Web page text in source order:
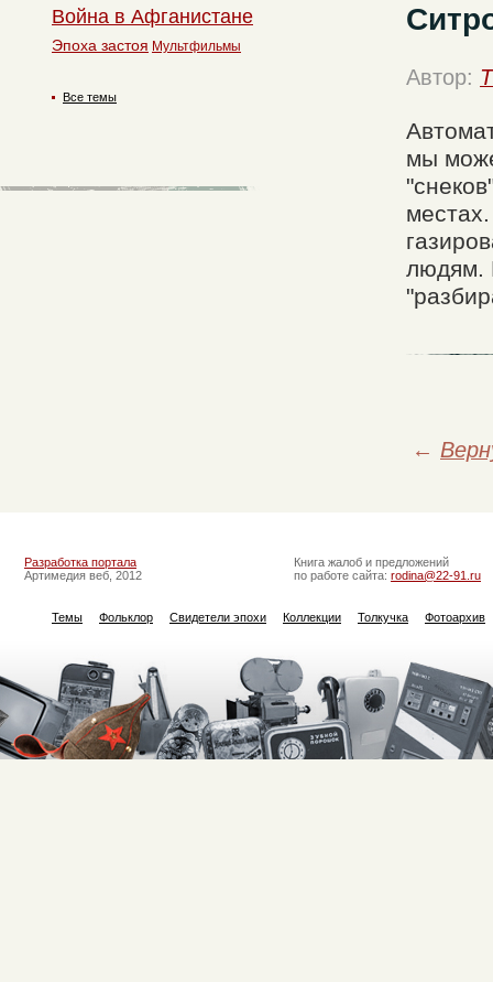
Автор:
мы
людям.
←
Война в Афганистане
Эпоха застоя Мультфильмы
Все темы
Разработка портала
Артимедия веб, 2012
Книга жалоб и предложений
по работе сайта: rodina@22-91.ru
Темы Фольклор Свидетели эпохи Коллекции Толкучка Фотоархив